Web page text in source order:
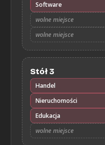
Software
wolne miejsce
wolne miejsce
Stół 3
Handel
Nieruchomości
Edukacja
wolne miejsce